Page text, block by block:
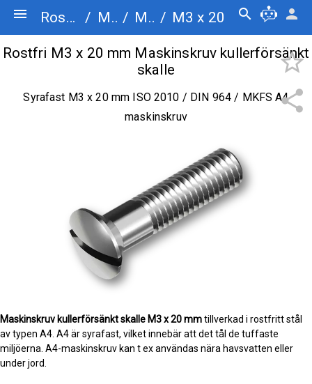
menu Rostfriskruv.se / Maskinskruv / Maskinskruv kullerförsänkt skalle / M3 x 20 search person
share
star_border
Rostfri M3 x 20 mm Maskinskruv kullerförsänkt
skalle
Syrafast M3 x 20 mm ISO 2010 / DIN 964 / MKFS A4
maskinskruv
Maskinskruv kullerförsänkt skalle M3 x 20 mmtillverkad i rostfritt stål
av typen A4. A4 är syrafast, vilket innebär att det tål de tuffaste
miljöerna. A4-maskinskruv kan t ex användas nära havsvatten eller
under jord.